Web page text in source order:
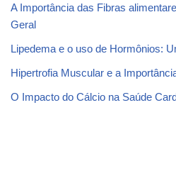
A Importância das Fibras
Geral
Lipedema e o uso de Hormônios:
Hipertrofia Muscular e a
O Impacto do Cálcio na Saúde